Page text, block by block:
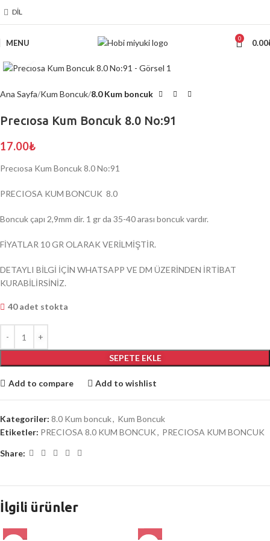
DIL
MENU 0 0.00
Ana Sayfa Kum Boncuk 8.0 Kum boncuk
Precıosa Kum Boncuk 8.0 No:91
17.00₺
Precıosa Kum Boncuk 8.0 No:91
PRECIOSA KUM BONCUK 8.0
Boncuk çapı 2,9mm dir. 1 gr da 35-40 arası boncuk vardır.
FİYATLAR 10 GR OLARAK VERİLMİŞTİR.
DETAYLI BİLGİ İÇİN WHATSAPP VE DM ÜZERİNDEN İRTİBAT
KURABİLİRSİNİZ.
40 adet stokta
SEPETE EKLE
Add to compare Add to wishlist
Kategoriler: 8.0 Kum boncuk, Kum Boncuk
Etiketler: PRECIOSA 8.0 KUM BONCUK, PRECIOSA KUM BONCUK
Share:
İlgili ürünler